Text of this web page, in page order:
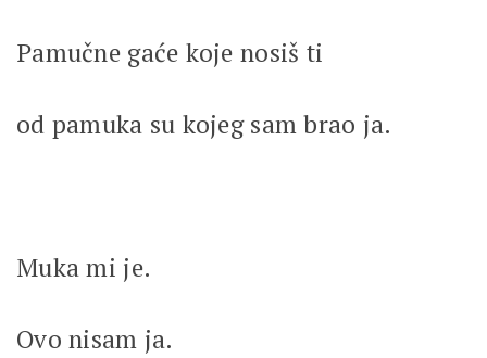
Pamučne gaće koje nosiš ti
od pamuka su kojeg sam brao ja.
Muka mi je.
Ovo nisam ja.